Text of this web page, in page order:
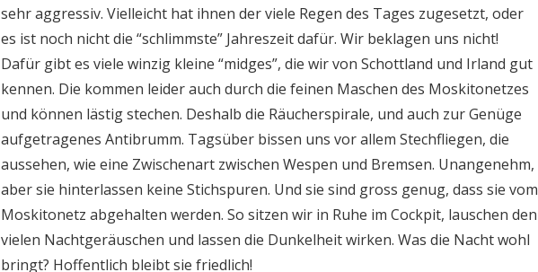
sehr aggressiv. Vielleicht hat ihnen der viele Regen des Tages zugesetzt, oder
es ist noch nicht die “schlimmste” Jahreszeit dafür. Wir beklagen uns nicht!
Dafür gibt es viele winzig kleine “midges”, die wir von Schottland und Irland gut
kennen. Die kommen leider auch durch die feinen Maschen des Moskitonetzes
und können lästig stechen. Deshalb die Räucherspirale, und auch zur Genüge
aufgetragenes Antibrumm. Tagsüber bissen uns vor allem Stechfliegen, die
aussehen, wie eine Zwischenart zwischen Wespen und Bremsen. Unangenehm,
aber sie hinterlassen keine Stichspuren. Und sie sind gross genug, dass sie vom
Moskitonetz abgehalten werden. So sitzen wir in Ruhe im Cockpit, lauschen den
vielen Nachtgeräuschen und lassen die Dunkelheit wirken. Was die Nacht wohl
bringt? Hoffentlich bleibt sie friedlich!